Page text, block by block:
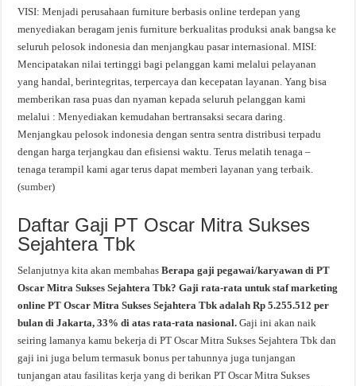
VISI: Menjadi perusahaan furniture berbasis online terdepan yang
menyediakan beragam jenis furniture berkualitas produksi anak bangsa ke
seluruh pelosok indonesia dan menjangkau pasar internasional. MISI:
Mencipatakan nilai tertinggi bagi pelanggan kami melalui pelayanan
yang handal, berintegritas, terpercaya dan kecepatan layanan. Yang bisa
memberikan rasa puas dan nyaman kepada seluruh pelanggan kami
melalui : Menyediakan kemudahan bertransaksi secara daring.
Menjangkau pelosok indonesia dengan sentra sentra distribusi terpadu
dengan harga terjangkau dan efisiensi waktu. Terus melatih tenaga –
tenaga terampil kami agar terus dapat memberi layanan yang terbaik.
(sumber)
Daftar Gaji PT Oscar Mitra Sukses
Sejahtera Tbk
Selanjutnya kita akan membahasBerapa gaji pegawai/karyawan di PT
Oscar Mitra Sukses Sejahtera Tbk? Gaji rata-rata untuk staf marketing
online PT Oscar Mitra Sukses Sejahtera Tbk adalah Rp 5.255.512 per
bulan di Jakarta, 33% di atas rata-rata nasional.Gaji ini akan naik
seiring lamanya kamu bekerja di PT Oscar Mitra Sukses Sejahtera Tbk dan
gaji ini juga belum termasuk bonus per tahunnya juga tunjangan
tunjangan atau fasilitas kerja yang di berikan PT Oscar Mitra Sukses